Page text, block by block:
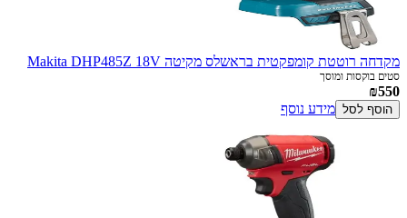
מקדחה רוטטת קומפקטית בראשלס מקיטה Makita DHP485Z 18V
סטים בוקסות ומוסך
₪550
הוסף לסל מידע נוסף